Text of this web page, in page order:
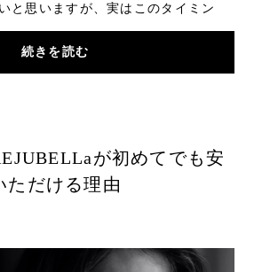
と思いますが、実はこのタイミン
にはかなり良い時期なんです...
続きを読む
が初めてでも安
ただける理由